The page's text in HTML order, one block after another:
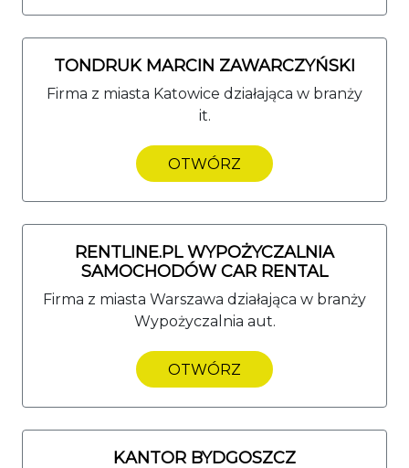
TONDRUK MARCIN ZAWARCZYŃSKI
Firma z miasta Katowice działająca w branży
it.
OTWÓRZ
RENTLINE.PL WYPOŻYCZALNIA
SAMOCHODÓW CAR RENTAL
Firma z miasta Warszawa działająca w branży
Wypożyczalnia aut.
OTWÓRZ
KANTOR BYDGOSZCZ